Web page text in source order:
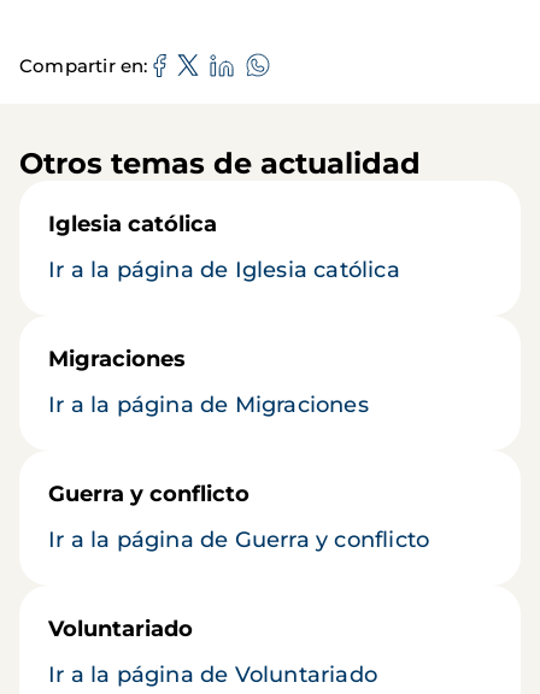
Compartir en
Otros temas de actualidad
Iglesia católica
Ir a la página de Iglesia católica
Migraciones
Ir a la página de Migraciones
Guerra y conflicto
Ir a la página de Guerra y conflicto
Voluntariado
Ir a la página de Voluntariado